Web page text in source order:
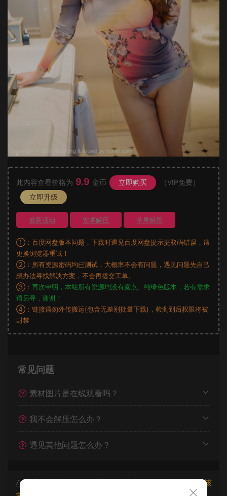
此内容查看价格为 9.9 金币 立即购买
（VIP免费）
立即升级
最新活动 安卓解压 苹果解压
①：百度网盘版本问题，下载时遇见百度网盘提示提取码错误，请
更换浏览器重试！
②：所有资源密码均已测试，大概率不会有问题，遇见问题先自己
想办法寻找解决方案，不会再提交工单。
③： 再次申明，本站所有资源均没有露点、纯绿色版本，若有需求
请另寻，谢谢！
④：链接请勿外传搬运(包含无差别批量下载)，检测到后权限将被
封禁
常见问题
素材图片是在线观看吗？
我不会解压怎么办？
遇见其他问题怎么办？
本文资源仅供个人参考学习，请勿批量搬运，一经核